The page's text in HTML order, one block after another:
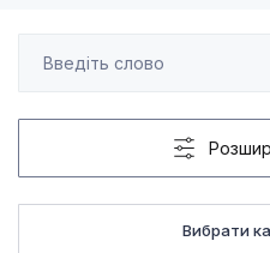
Вибрати